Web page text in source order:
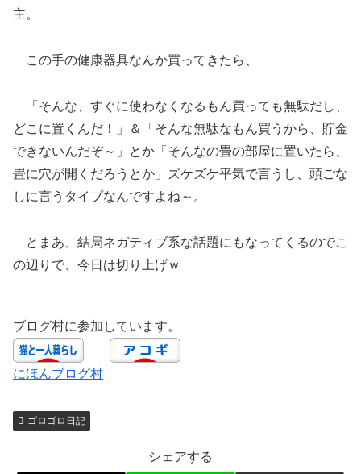
主。
この手の健康器具なんか買ってきたら、
「そんな、すぐに使わなくなるもん買っても無駄だし、
どこに置くんだ！」＆「そんな無駄なもん買うから、貯金
できないんだぞ～」とか「そんなの畳の部屋に置いたら、
畳に穴が開くだろうとか」ズケズケ平気で言うし、頭ごな
しに言うタイプなんですよね～。
とまあ、結局ネガティブ系な話題にもなってくるのでこ
の辺りで、今日は切り上げｗ
ブログ村に参加しています。
にほんブログ村
ゴロゴロ日記
シェアする